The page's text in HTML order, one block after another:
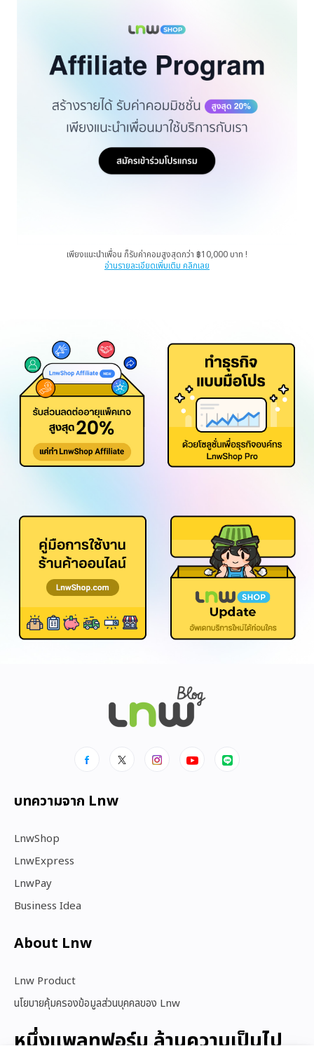
เพียงแนะนำเพื่อน ก็รับค่าคอมสูงสุดกว่า ฿10,000 บาท !
อ่านรายละเอียดเพิ่มเติม คลิกเลย
บทความจาก Lnw
LnwShop
LnwExpress
LnwPay
Business Idea
About Lnw​
Lnw Product
นโยบายคุ้มครองข้อมูลส่วนบุคคลของ Lnw